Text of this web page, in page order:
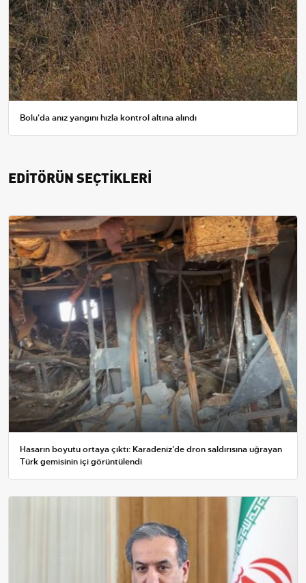
Bolu'da anız yangını hızla kontrol altına alındı
EDİTÖRÜN SEÇTİKLERİ
Hasarın boyutu ortaya çıktı: Karadeniz'de dron saldırısına uğrayan
Türk gemisinin içi görüntülendi